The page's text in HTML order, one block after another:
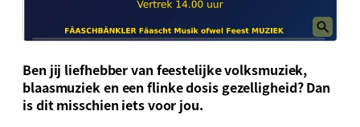
Ben jij liefhebber van feestelijke volksmuziek,
blaasmuziek en een flinke dosis gezelligheid? Dan
is dit misschien iets voor jou.